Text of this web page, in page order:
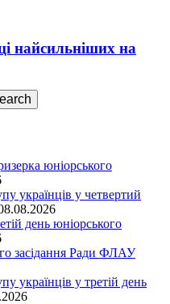
найсильніших на
юніорського
українців у четвертий
день юніорського
засідання Ради ФЛАУ
українців у третій день